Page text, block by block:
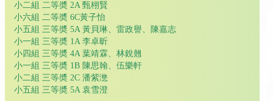
小二組 二等奬 2A 甄栩賢
小六組 二等奬 6C黃子怡
小五組 三等奬 5A 黃貝琳、雷政譽、陳嘉志
小一組 三等奬 1A 李卓昕
小四組 三等奬 4A 葉靖霖、林銳翹
小一組 三等奬 1B 陳思翰、伍樂軒
小二組 三等奬 2C 潘紫滺
小五組 三等奬 5A 袁雪澄